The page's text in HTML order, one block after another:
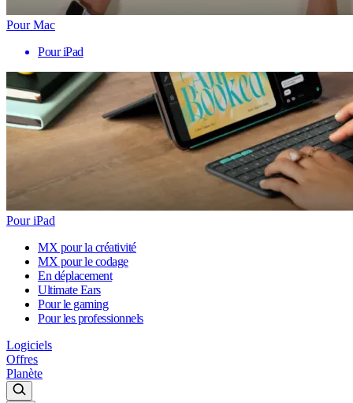
Pour Mac
Pour iPad
Pour iPad
MX pour la créativité
MX pour le codage
En déplacement
Ultimate Ears
Pour le gaming
Pour les professionnels
Logiciels
Offres
Planète